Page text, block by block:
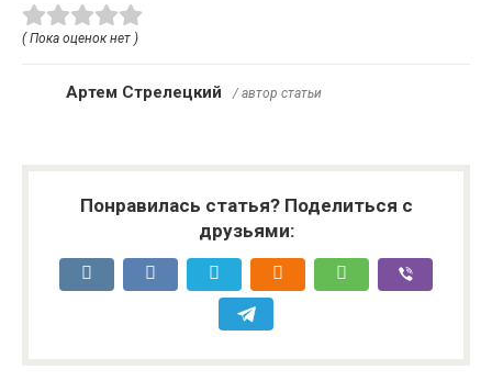
( Пока оценок нет )
Артем Стрелецкий / автор статьи
Понравилась статья? Поделиться с
друзьями: